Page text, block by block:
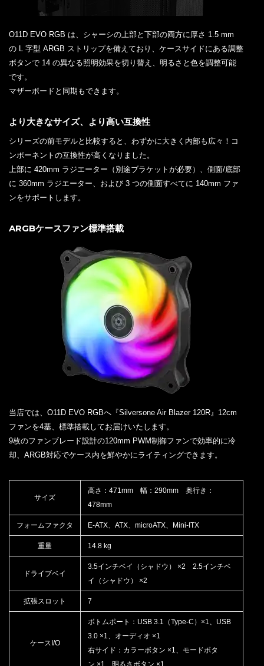
O11D EVO RGB は、シャーシの上部と下部の両方に厚さ 1.5 mm
の L 字型 ARGB ストリップを備えており、ケースサイドにある調整
ボタンで 14 の異なる照明効果を切り替え、明るさと色を調整可能
です。
マザーボードと同期もできます。
より大きなサイズ、より高い互換性
シリーズの前モデルと比較すると、わずかに大きく内部も広々！コ
ンポーネントの互換性が高くなりました。
上部に 420mm ラジエーター（別途ブラケットが必要）、側面/底部
に 360mm ラジエーター、および 3 つの側面すべてに 140mm ファ
ンをサポートします。
ARGBケースファン標準搭載
当店では、O11D EVO RGBへ『Silversone Air Blazer 120R』12cm
ファンを4基、標準搭載してお届けいたします。
9枚のファンブレード設計の120mm PWM制御ファンで効率的に冷
却、ARGB対応でケース内を鮮やかにライティングできます。
サイズ
高さ：471mm 幅：290mm 奥行き：
478mm
フォームファクタ E-ATX、ATX、microATX、Mini-ITX
重量 14.8 kg
ドライブベイ
3.5インチベイ（シャドウ） ×2 2.5インチベ
イ（シャドウ） ×2
拡張スロット 7
ケースI/O
ボトムポート：USB 3.1（Type-C）×1、USB
3.0 ×1、オーディオ ×1
右サイド：カラーボタン ×1、モードボタ